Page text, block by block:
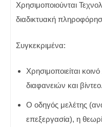
Χρησιμοποιούνται
διαδικτυακή
Συγκεκριμένα:
Χρησιμοποιείται
διαφανειών και βίντεο.
Ο οδηγός μελέτης
επεξεργασία), η